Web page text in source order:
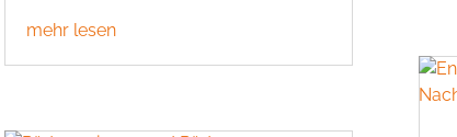
mehr lesen